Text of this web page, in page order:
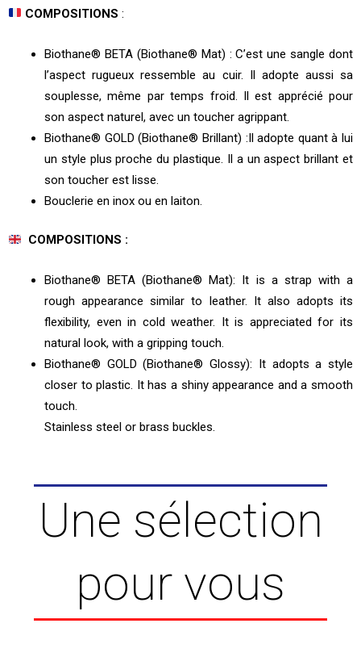
COMPOSITIONS :
Biothane® BETA (Biothane® Mat) : C’est une sangle dont
l’aspect rugueux ressemble au cuir. Il adopte aussi sa
souplesse, même par temps froid. Il est apprécié pour
son aspect naturel, avec un toucher agrippant.
Biothane® GOLD (Biothane® Brillant) :Il adopte quant à lui
un style plus proche du plastique. Il a un aspect brillant et
son toucher est lisse.
Bouclerie en inox ou en laiton.
COMPOSITIONS :
Biothane® BETA (Biothane® Mat): It is a strap with a
rough appearance similar to leather. It also adopts its
flexibility, even in cold weather. It is appreciated for its
natural look, with a gripping touch.
Biothane® GOLD (Biothane® Glossy): It adopts a style
closer to plastic. It has a shiny appearance and a smooth
touch.
Stainless steel or brass buckles.
Une sélection
pour vous